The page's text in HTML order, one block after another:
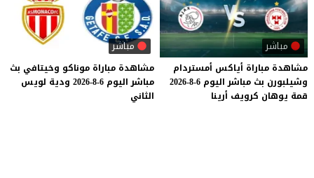
مباشر
مشاهدة مباراة أياكس أمستردام
وشيلبورن بث مباشر اليوم 6-8-2026
قمة يوهان كرويف أرينا
مباشر
مشاهدة مباراة موناكو وخيتافي بث
مباشر اليوم 6-8-2026 ودية لويس
الثاني